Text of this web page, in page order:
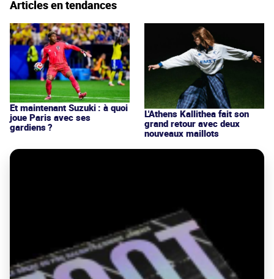
Articles en tendances
Et maintenant Suzuki : à quoi
joue Paris avec ses
gardiens ?
L'Athens Kallithea fait son
grand retour avec deux
nouveaux maillots